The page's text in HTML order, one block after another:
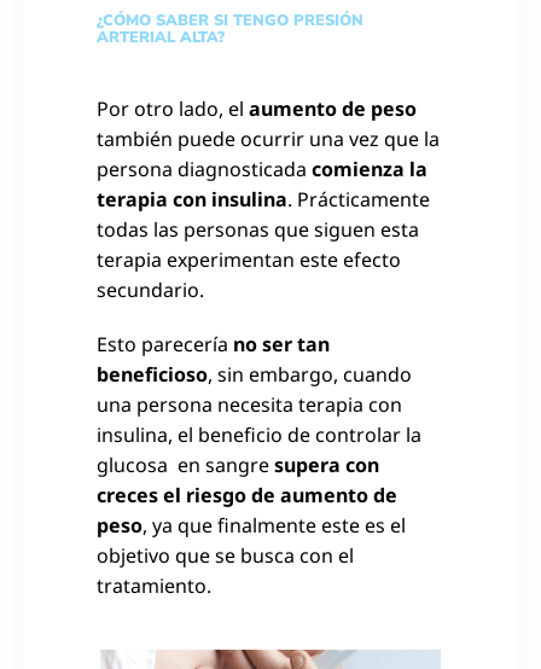
¿CÓMO SABER SI TENGO PRESIÓN
ARTERIAL ALTA?
Por otro lado, el aumento de peso
también puede ocurrir una vez que la
persona diagnosticada comienza la
terapia con insulina. Prácticamente
todas las personas que siguen esta
terapia experimentan este efecto
secundario.
Esto parecería no ser tan
beneficioso, sin embargo, cuando
una persona necesita terapia con
insulina, el beneficio de controlar la
glucosa en sangresupera con
creces el riesgo de aumento de
peso, ya que finalmente este es el
objetivo que se busca con el
tratamiento.